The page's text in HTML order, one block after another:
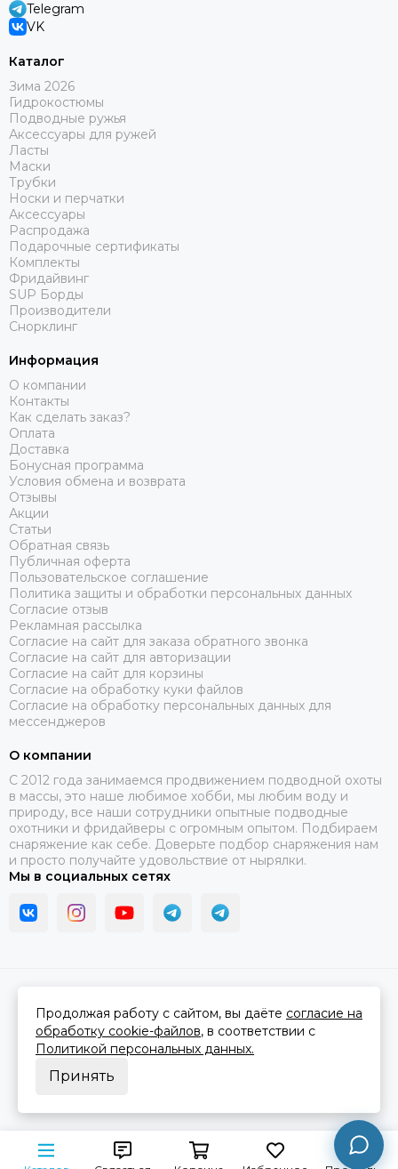
Telegram
VK
Каталог
Зима 2026
Гидрокостюмы
Подводные ружья
Аксессуары для ружей
Ласты
Маски
Трубки
Носки и перчатки
Аксессуары
Распродажа
Подарочные сертификаты
Комплекты
Фридайвинг
SUP Борды
Производители
Снорклинг
Информация
О компании
Контакты
Как сделать заказ?
Оплата
Доставка
Бонусная программа
Условия обмена и возврата
Отзывы
Акции
Статьи
Обратная связь
Публичная оферта
Пользовательское соглашение
Политика защиты и обработки персональных данных
Согласие отзыв
Рекламная рассылка
Согласие на сайт для заказа обратного звонка
Согласие на сайт для авторизации
Согласие на сайт для корзины
Согласие на обработку куки файлов
Согласие на обработку персональных данных для
мессенджеров
О компании
C 2012 года занимаемся продвижением подводной охоты
в массы, это наше любимое хобби, мы любим воду и
природу, все наши сотрудники опытные подводные
охотники и фридайверы с огромным опытом. Подбираем
снаряжение как себе. Доверьте подбор снаряжения нам
и просто получайте удовольствие от нырялки.
Мы в социальных сетях
Сделано вMOSK.STUDIOдля платформыInSales
Продолжая работу с сайтом, вы даёте согласие на
обработку cookie-файлов, в соответствии с
Политикой персональных данных.
Принять